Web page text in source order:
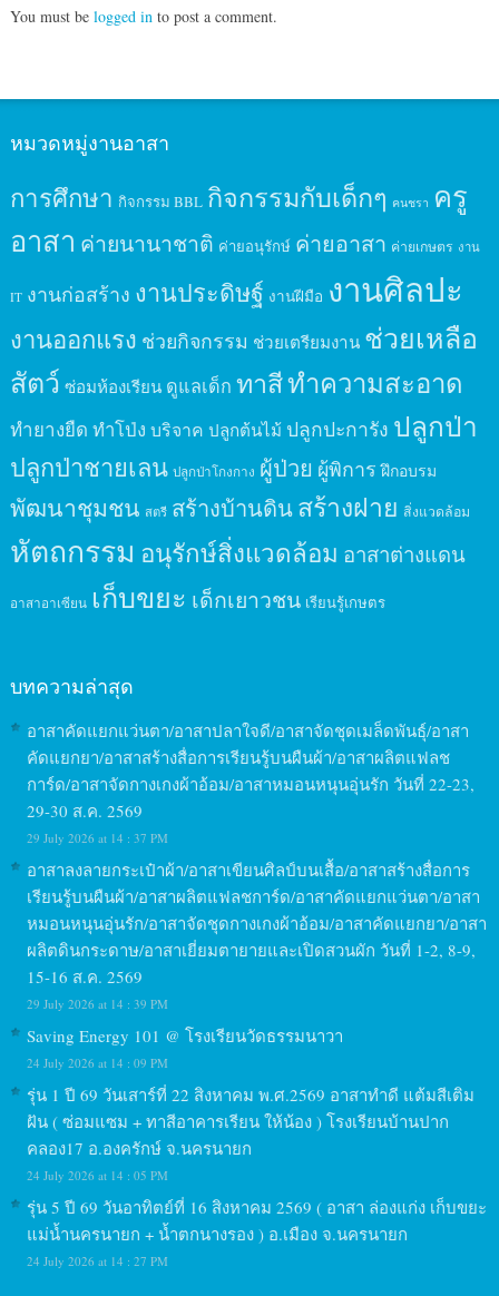
You must be logged into post a comment.
หมวดหมู่งานอาสา
การศึกษา กิจกรรม BBL กิจกรรมกับเด็กๆ คนชรา ครู
อาสา ค่ายนานาชาติ ค่ายอนุรักษ์ ค่ายอาสา ค่ายเกษตร งาน
IT งานก่อสร้าง งานประดิษฐ์ งานฝีมือ งานศิลปะ
งานออกแรง ช่วยกิจกรรม ช่วยเตรียมงาน ช่วยเหลือ
สัตว์ ซ่อมห้องเรียน ดูแลเด็ก ทาสีทำความสะอาด
ทำยางยืด ทำโป่ง บริจาค ปลูกต้นไม้ ปลูกปะการัง ปลูกป่า
ปลูกป่าชายเลน ปลูกป่าโกงกาง ผู้ป่วย ผู้พิการ ฝึกอบรม
พัฒนาชุมชน สตรี สร้างบ้านดินสร้างฝาย สิ่งแวดล้อม
หัตถกรรม อนุรักษ์สิ่งแวดล้อม อาสาต่างแดน
อาสาอาเซียน เก็บขยะ เด็กเยาวชน เรียนรู้เกษตร
บทความล่าสุด
อาสาคัดแยกแว่นตา/อาสาปลาใจดี/อาสาจัดชุดเมล็ดพันธุ์/อาสา
คัดแยกยา/อาสาสร้างสื่อการเรียนรู้บนผืนผ้า/อาสาผลิตแฟลช
การ์ด/อาสาจัดกางเกงผ้าอ้อม/อาสาหมอนหนุนอุ่นรัก วันที่ 22-23,
29-30 ส.ค. 2569
29 July 2026 at 14 : 37 PM
อาสาลงลายกระเป๋าผ้า/อาสาเขียนศิลป์บนเสื้อ/อาสาสร้างสื่อการ
เรียนรู้บนผืนผ้า/อาสาผลิตแฟลชการ์ด/อาสาคัดแยกแว่นตา/อาสา
หมอนหนุนอุ่นรัก/อาสาจัดชุดกางเกงผ้าอ้อม/อาสาคัดแยกยา/อาสา
ผลิตดินกระดาษ/อาสาเยี่ยมตายายและเปิดสวนผัก วันที่ 1-2, 8-9,
15-16 ส.ค. 2569
29 July 2026 at 14 : 39 PM
Saving Energy 101 @ โรงเรียนวัดธรรมนาวา
24 July 2026 at 14 : 09 PM
รุ่น 1 ปี 69 วันเสาร์ที่ 22 สิงหาคม พ.ศ.2569 อาสาทำดี แต้มสีเติม
ฝัน ( ซ่อมแซม + ทาสีอาคารเรียน ให้น้อง ) โรงเรียนบ้านปาก
คลอง17 อ.องครักษ์ จ.นครนายก
24 July 2026 at 14 : 05 PM
รุ่น 5 ปี 69 วันอาทิตย์ที่ 16 สิงหาคม 2569 ( อาสา ล่องแก่ง เก็บขยะ
แม่น้ำนครนายก + น้ำตกนางรอง ) อ.เมือง จ.นครนายก
24 July 2026 at 14 : 27 PM